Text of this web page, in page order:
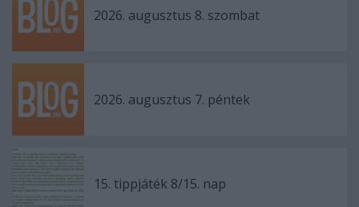
2026. augusztus 8. szombat
2026. augusztus 7. péntek
15. tippjáték 8/15. nap